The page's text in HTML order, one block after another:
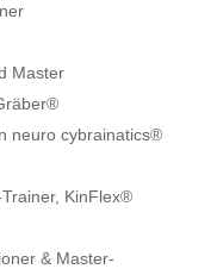
Master
neuro cybrainatics®
KinFlex®
& Master-